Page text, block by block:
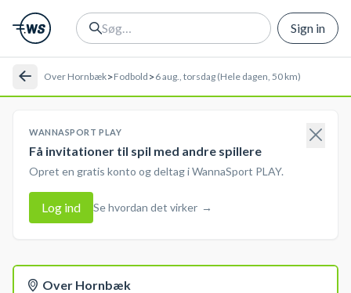
Sign in
Over Hornbæk>Fodbold >6 aug., torsdag (Hele dagen, 50 km)
WANNASPORT PLAY
Få invitationer til spil med andre spillere
Opret en gratis konto og deltag i WannaSport PLAY.
Log ind Se hvordan det virker →
Over Hornbæk